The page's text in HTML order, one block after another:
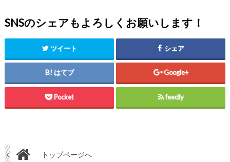
SNSのシェアもよろしくお願いします！
ツイート シェア
はてブ Google+
Pocket feedly
トップページへ